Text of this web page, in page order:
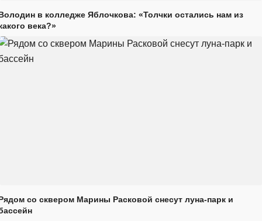
в колледже Яблочкова: «Толчки остались нам из
века?»
со сквером Марины Расковой снесут луна-парк и